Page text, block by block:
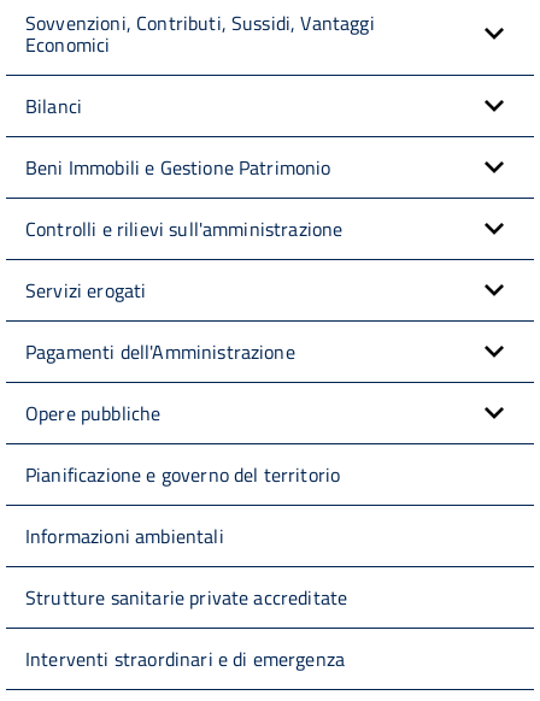
Sovvenzioni, Contributi, Sussidi, Vantaggi
Economici
Bilanci
Beni Immobili e Gestione Patrimonio
Controlli e rilievi sull'amministrazione
Servizi erogati
Pagamenti dell'Amministrazione
Opere pubbliche
Pianificazione e governo del territorio
Informazioni ambientali
Strutture sanitarie private accreditate
Interventi straordinari e di emergenza